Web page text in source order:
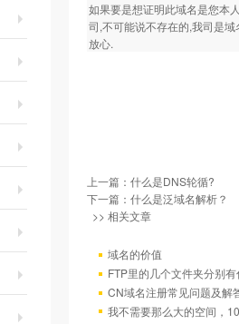
如果要是想证明此域名是您本
司,不可能说不存在的,我司是
放心.
上一篇： 什么是DNS轮循?
下一篇： 什么是泛域名解析？
>> 相关文章
域名的价值
FTP里的几个文件夹分别
CN域名注册常见问题及解
我不需要那么大的空间，